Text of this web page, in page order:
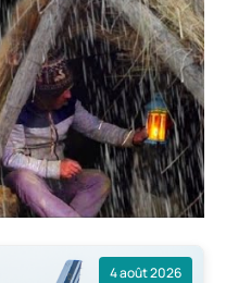
4 août 2026